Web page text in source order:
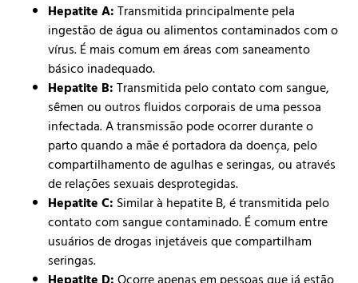
Hepatite A: Transmitida principalmente pela
ingestão de água ou alimentos contaminados com o
vírus. É mais comum em áreas com saneamento
básico inadequado.
Hepatite B: Transmitida pelo contato com sangue,
sêmen ou outros fluidos corporais de uma pessoa
infectada. A transmissão pode ocorrer durante o
parto quando a mãe é portadora da doença, pelo
compartilhamento de agulhas e seringas, ou através
de relações sexuais desprotegidas.
Hepatite C: Similar à hepatite B, é transmitida pelo
contato com sangue contaminado. É comum entre
usuários de drogas injetáveis que compartilham
seringas.
Hepatite D: Ocorre apenas em pessoas que já estão